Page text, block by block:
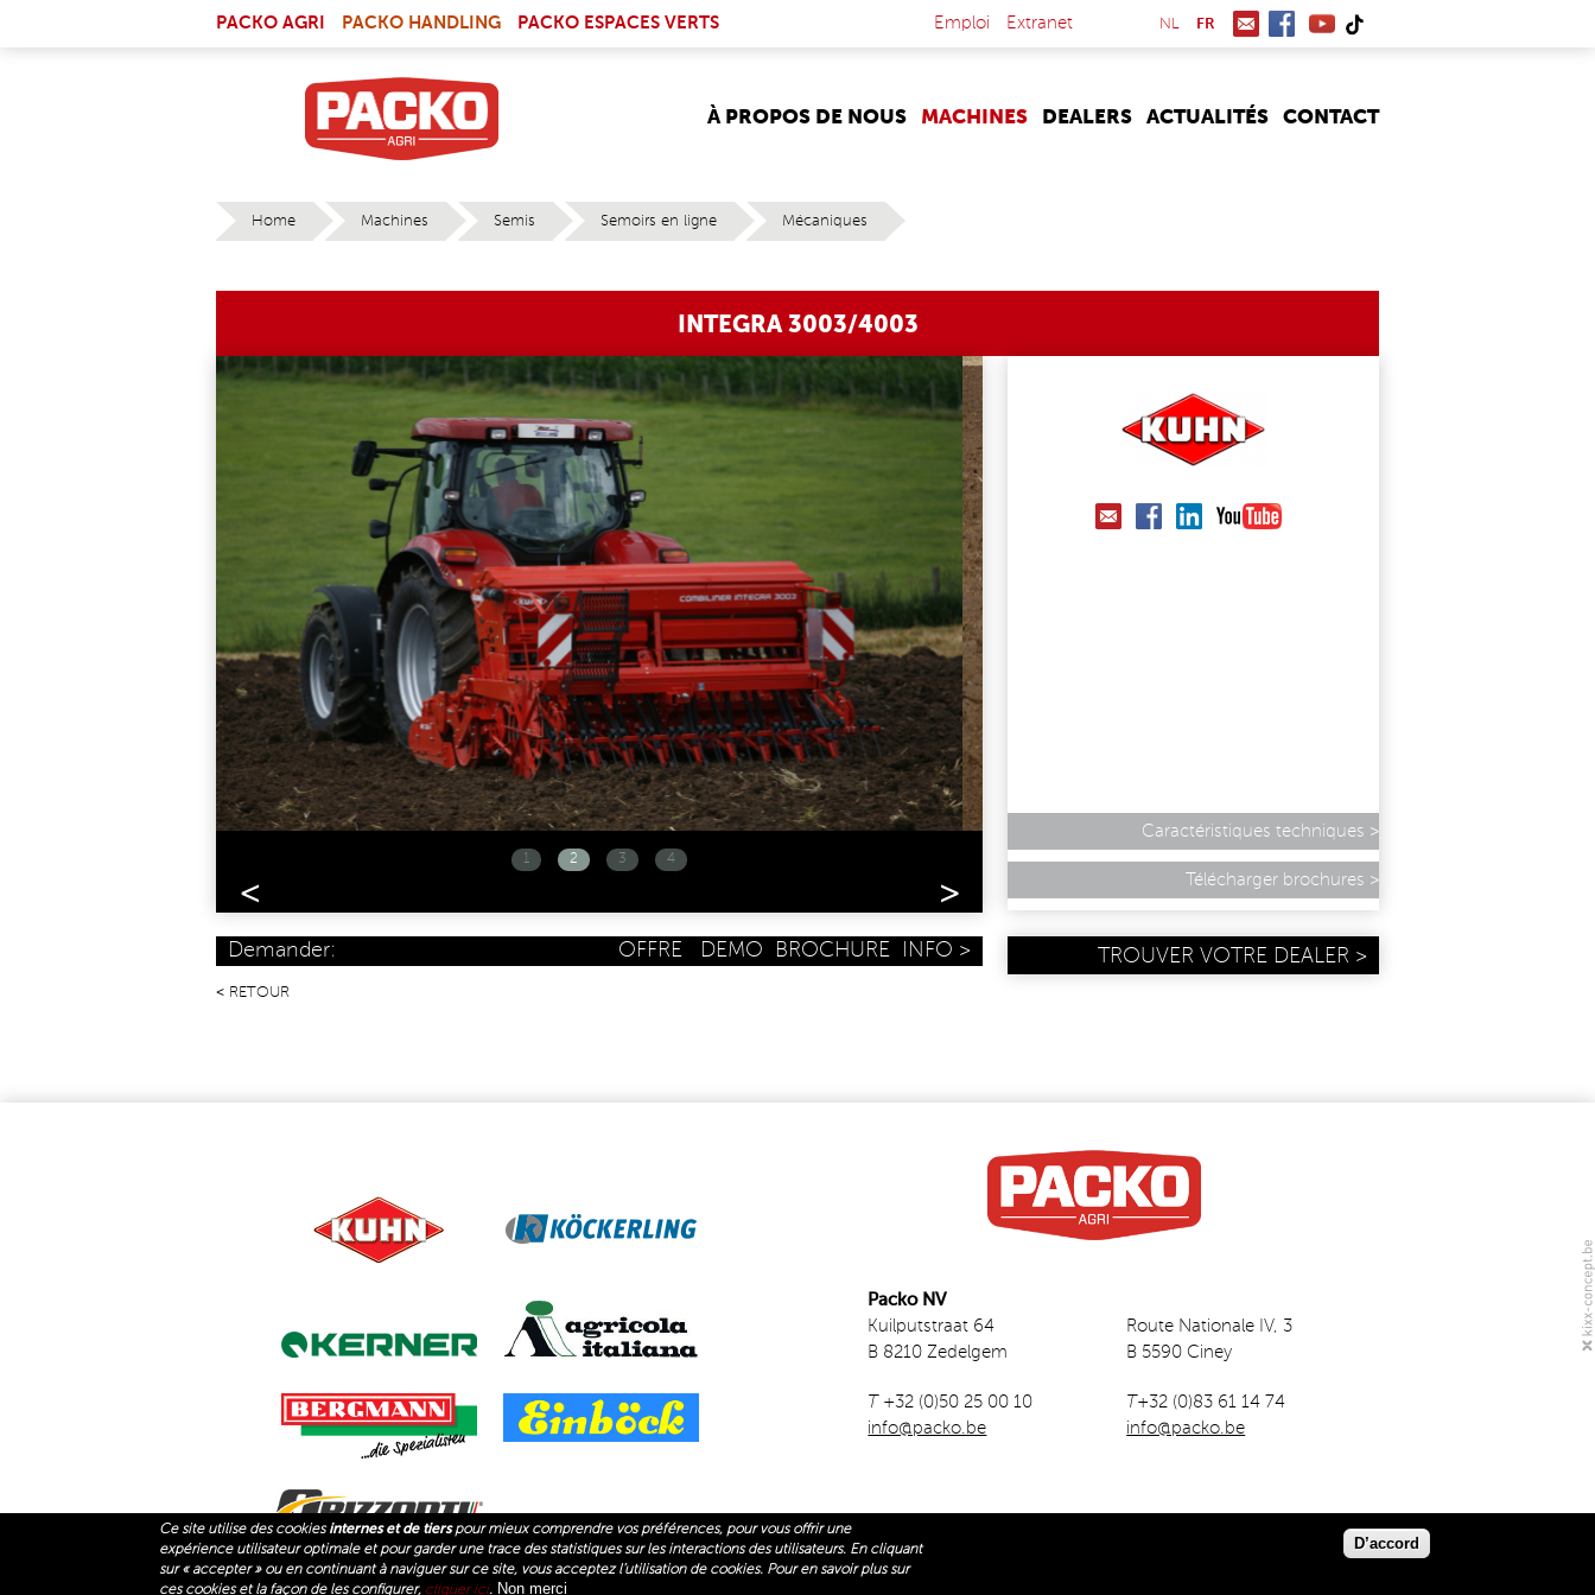
PACKO AGRI
PACKO HANDLING PACKO ESPACES VERTS Emploi Extranet NL FR
À PROPOS DE NOUS MACHINES DEALERS ACTUALITÉS CONTACT
Home Machines Semis Semoirs en ligne Mécaniques
INTEGRA 3003/4003
INTEGRA_KUHN_7492_300DPI.JPG
1 2 3 4
< >
Caractéristiques techniques
Télécharger brochures
Demander: OFFRE DEMO BROCHURE INFO
RETOUR
TROUVER VOTRE DEALER
Packo NV
Kuilputstraat 64
B 8210 Zedelgem
T +32 (0)50 25 00 10
info@packo.be
Route Nationale IV, 3
B 5590 Ciney
T +32 (0)83 61 14 74
info@packo.be
PACKO AGRI PACKO HANDLING
(LINK IS EXTERNAL)
PACKO ESPACES VERTS
Ce site utilise des cookiesinternes et de tierspour mieux comprendre vos préférences, pour vous offrir une
expérience utilisateur optimale et pour garder une trace des statistiques sur les interactions des utilisateurs. En cliquant
sur « accepter » ou en continuant à naviguer sur ce site, vous acceptez l’utilisation de cookies. Pour en savoir plus sur
ces cookies et la façon de les configurer, cliquer ici. Non merci
D’accord